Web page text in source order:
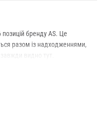
бренду AS. Це
разом із надходженнями,
видно тут.
проходить